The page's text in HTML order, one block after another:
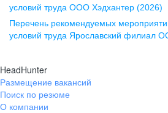
ул. Спартаковская, д. 2А, этаж 3,
помещение 15
+7 843 212-12-50
Екатеринбург
ул. Боевых Дружин, стр. 20,
условий труда ООО Хэдхантер (2026)
Перечень рекомендуемых
условий труда Ярославский филиал
HeadHunter
Размещение вакансий
Поиск по резюме
О компании